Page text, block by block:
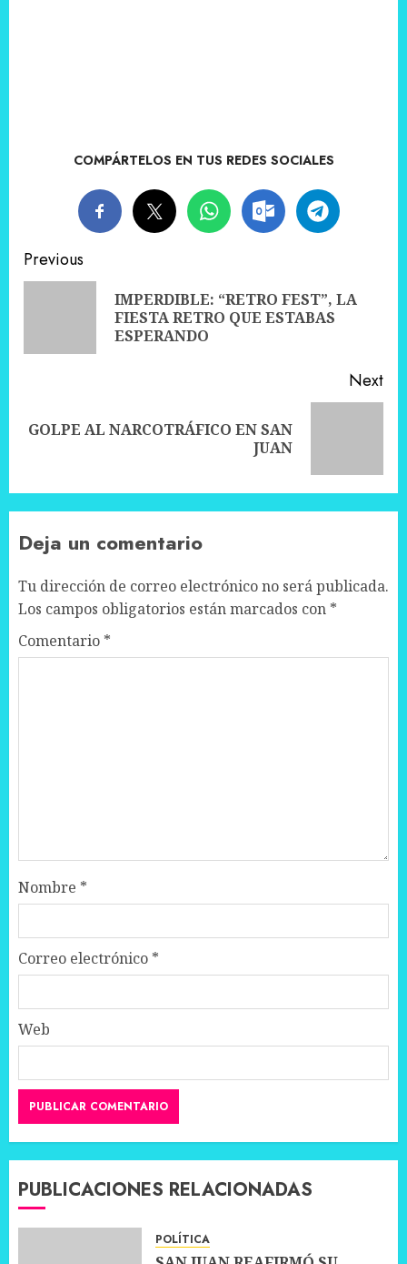
COMPÁRTELOS EN TUS REDES SOCIALES
Post
navigation
Previous
IMPERDIBLE: “RETRO FEST”, LA
FIESTA RETRO QUE ESTABAS
ESPERANDO
Next
Next
GOLPE AL NARCOTRÁFICO EN SAN
JUAN
Deja un comentario
Tu dirección de correo electrónico no será publicada.
Los campos obligatorios están marcados con *
Comentario *
Nombre *
Correo electrónico *
Web
PUBLICACIONES RELACIONADAS
POLÍTICA